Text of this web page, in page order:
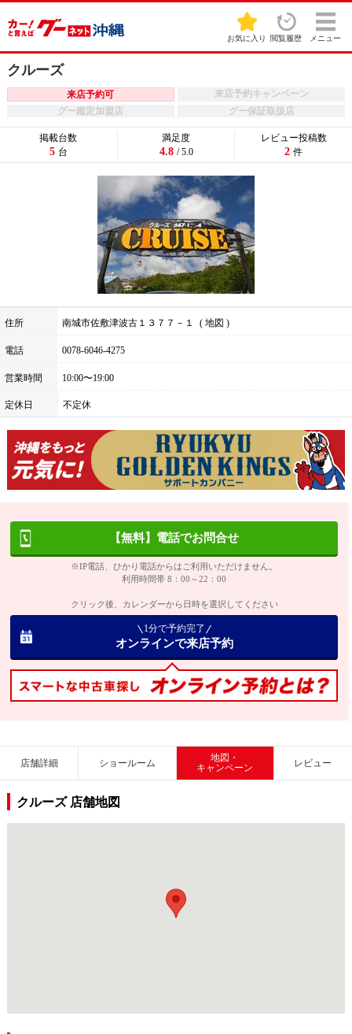
お気に入り 閲覧履歴 メニュー
クルーズ
来店予約可
来店予約キャンペーン
グー鑑定加盟店
グー保証取扱店
住所 南城市佐敷津波古１３７７－１ 地図
電話 0078-6046-4275
営業時間 10:00〜19:00
定休日 不定休
掲載台数
5 台
満足度
4.8 / 5.0
レビュー投稿数
2 件
【無料】電話でお問合せ
※IP電話、ひかり電話からはご利用いただけません。
利用時間帯 8：00～22：00
クリック後、カレンダーから日時を選択してください
1分で予約完了
オンラインで来店予約
店舗詳細 ショールーム
地図・
キャンペーン
レビュー
クルーズ 店舗地図